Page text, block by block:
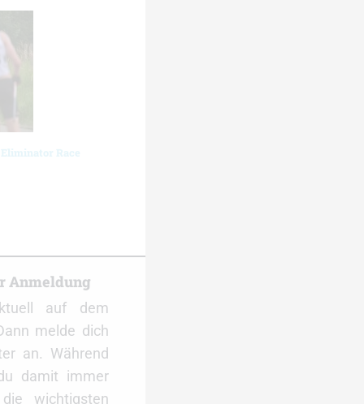
Race
Anmeldung
auf dem
melde dich
an. Während
damit immer
wichtigsten